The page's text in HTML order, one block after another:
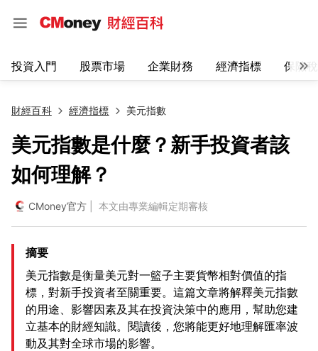
投資入門 股票市場 企業財務 經濟指標 保險
財經百科 經濟指標 美元指數
美元指數是什麼？新手投資者該
如何理解？
CMoney官方 | 本文由專業編輯定期審核
摘要
美元指數是衡量美元對一籃子主要貨幣相對價值的指
標，對新手投資者至關重要。這篇文章將解釋美元指數
的用途、影響因素及其在投資決策中的應用，幫助您建
立基本的財經知識。閱讀後，您將能更好地理解匯率波
動及其對全球市場的影響。